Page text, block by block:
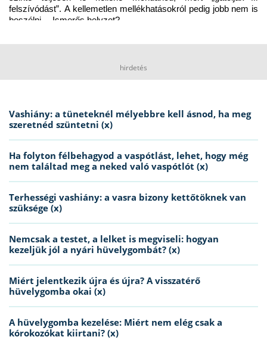
felszívódást”. A kellemetlen mellékhatásokról pedig jobb nem is
beszélni… Ismerős helyzet?
hirdetés
Vashiány: a tüneteknél mélyebbre kell ásnod, ha meg
szeretnéd szüntetni (x)
Ha folyton félbehagyod a vaspótlást, lehet, hogy még
nem találtad meg a neked való vaspótlót (x)
Terhességi vashiány: a vasra bizony kettőtöknek van
szüksége (x)
Nemcsak a testet, a lelket is megviseli: hogyan
kezeljük jól a nyári hüvelygombát? (x)
Miért jelentkezik újra és újra? A visszatérő
hüvelygomba okai (x)
A hüvelygomba kezelése: Miért nem elég csak a
kórokozókat kiirtani? (x)